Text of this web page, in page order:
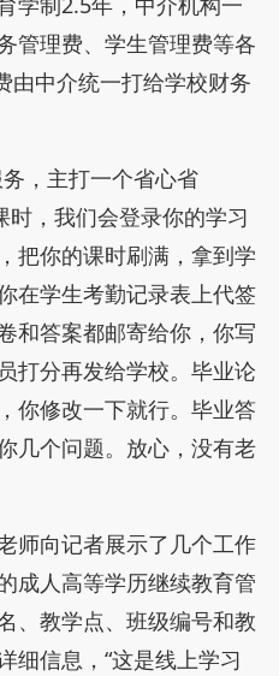
管理费、学生管理费等各
由中介统一打给学校财务
，主打一个省心省
时，我们会登录你的学习
把你的课时刷满，拿到学
在学生考勤记录表上代签
和答案都邮寄给你，你写
打分再发给学校。毕业论
你修改一下就行。毕业答
几个问题。放心，没有老
师向记者展示了几个工作
成人高等学历继续教育管
、教学点、班级编号和教
细信息，“这是线上学习